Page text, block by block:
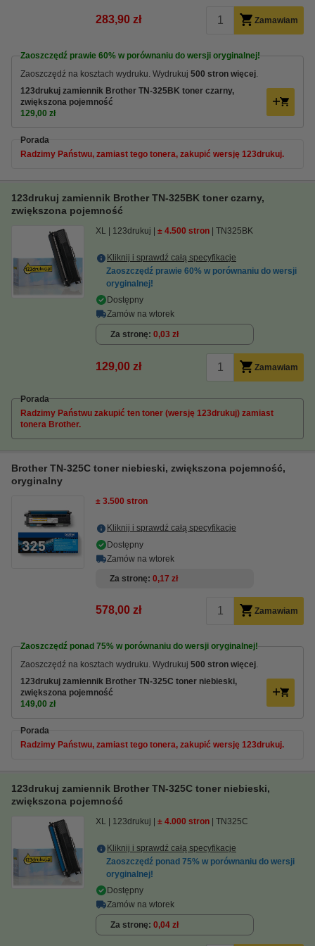
283,90 zł Zamawiam
Zaoszczędź prawie 60% w porównaniu do wersji oryginalnej!
Zaoszczędź na kosztach wydruku. Wydrukuj 500 stron więcej.
123drukuj zamiennik Brother TN-325BK toner czarny,
zwiększona pojemność
129,00 zł
Porada
Radzimy Państwu, zamiast tego tonera, zakupić wersję 123drukuj.
123drukuj zamiennik Brother TN-325BK toner czarny,
zwiększona pojemność
XL 123drukuj ± 4.500 stron TN325BK
Kliknij i sprawdź całą specyfikacje
Zaoszczędź prawie 60% w porównaniu do wersji
oryginalnej!
Dostępny
Zamów na wtorek
Za stronę 0,03 zł
129,00 zł Zamawiam
Porada
Radzimy Państwu zakupić ten toner (wersję 123drukuj) zamiast
tonera Brother.
Brother TN-325C toner niebieski, zwiększona pojemność,
oryginalny
± 3.500 stron
Kliknij i sprawdź całą specyfikacje
Dostępny
Zamów na wtorek
Za stronę 0,17 zł
578,00 zł Zamawiam
Zaoszczędź ponad 75% w porównaniu do wersji oryginalnej!
Zaoszczędź na kosztach wydruku. Wydrukuj 500 stron więcej.
123drukuj zamiennik Brother TN-325C toner niebieski,
zwiększona pojemność
149,00 zł
Porada
Radzimy Państwu, zamiast tego tonera, zakupić wersję 123drukuj.
123drukuj zamiennik Brother TN-325C toner niebieski,
zwiększona pojemność
XL 123drukuj ± 4.000 stron TN325C
Kliknij i sprawdź całą specyfikacje
Zaoszczędź ponad 75% w porównaniu do wersji
oryginalnej!
Dostępny
Zamów na wtorek
Za stronę 0,04 zł